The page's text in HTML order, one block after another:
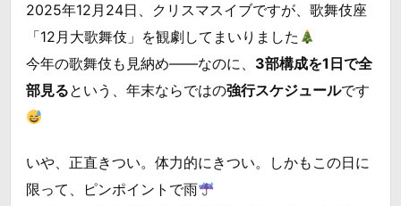
2025年12月24日、クリスマスイブですが、歌舞伎座
「12月大歌舞伎」を観劇してまいりました
今年の歌舞伎も見納め――なのに、 3部構成を1日で全
部見るという、年末ならではの強行スケジュールです
いや、正直きつい。体力的にきつい。しかもこの日に
限って、ピンポイントで雨